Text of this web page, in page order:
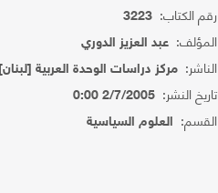
رقم الكتاب: 3223
المؤلف: عبد العزيز الدوري
الناشر: مركز دراسات الوحدة العربية [لبنان]
تاريخ النشر: 2/7/2005 0:00
القسم: العلوم السياسية